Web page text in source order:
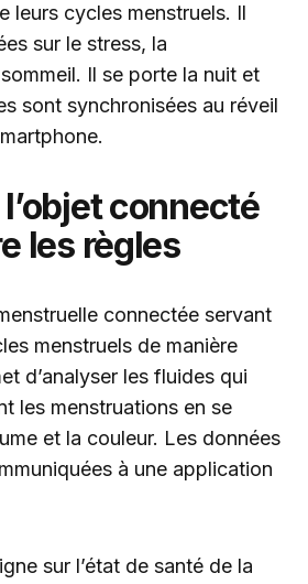
leurs cycles menstruels. Il
sur le stress, la
Il se porte la nuit et
sont synchronisées au réveil
connecté
les règles
connectée servant
menstruels de manière
d’analyser les fluides qui
les menstruations en se
et la couleur. Les données
à une application
sur l’état de santé de la